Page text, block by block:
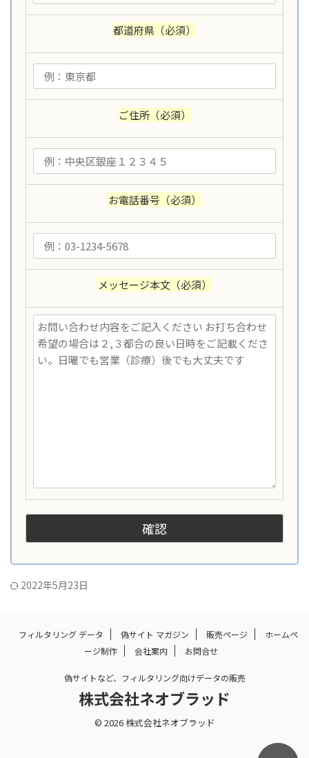
都道府県 （必須）
ご住所（必須）
お電話番号 （必須）
メッセージ本文（必須）
2022年5月23日
フィルタリング データ 偽サイト マガジン 販売ページ
ホームペ
ージ制作
会社案内 お問合せ
偽サイトなど、フィルタリング向けデータの販売
株式会社ネオブラッド
© 2026 株式会社ネオブラッド